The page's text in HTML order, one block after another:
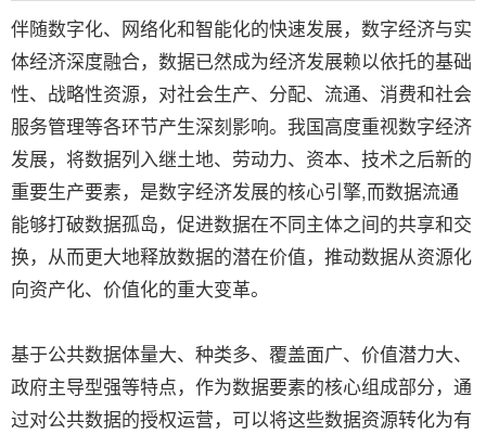
伴随数字化、网络化和智能化的快速发展，数字经济与实
体经济深度融合，数据已然成为经济发展赖以依托的基础
性、战略性资源，对社会生产、分配、流通、消费和社会
服务管理等各环节产生深刻影响。我国高度重视数字经济
发展，将数据列入继土地、劳动力、资本、技术之后新的
重要生产要素，是数字经济发展的核心引擎,而数据流通
能够打破数据孤岛，促进数据在不同主体之间的共享和交
换，从而更大地释放数据的潜在价值，推动数据从资源化
向资产化、价值化的重大变革。
基于公共数据体量大、种类多、覆盖面广、价值潜力大、
政府主导型强等特点，作为数据要素的核心组成部分，通
过对公共数据的授权运营，可以将这些数据资源转化为有